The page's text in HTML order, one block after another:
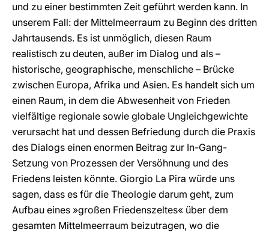
und zu einer bestimmten Zeit geführt werden kann. In
unserem Fall: der Mittelmeerraum zu Beginn des dritten
Jahrtausends. Es ist unmöglich, diesen Raum
realistisch zu deuten, außer im Dialog und als –
historische, geographische, menschliche – Brücke
zwischen Europa, Afrika und Asien. Es handelt sich um
einen Raum, in dem die Abwesenheit von Frieden
vielfältige regionale sowie globale Ungleichgewichte
verursacht hat und dessen Befriedung durch die Praxis
des Dialogs einen enormen Beitrag zur In-Gang-
Setzung von Prozessen der Versöhnung und des
Friedens leisten könnte. Giorgio La Pira würde uns
sagen, dass es für die Theologie darum geht, zum
Aufbau eines »großen Friedenszeltes« über dem
gesamten Mittelmeerraum beizutragen, wo die